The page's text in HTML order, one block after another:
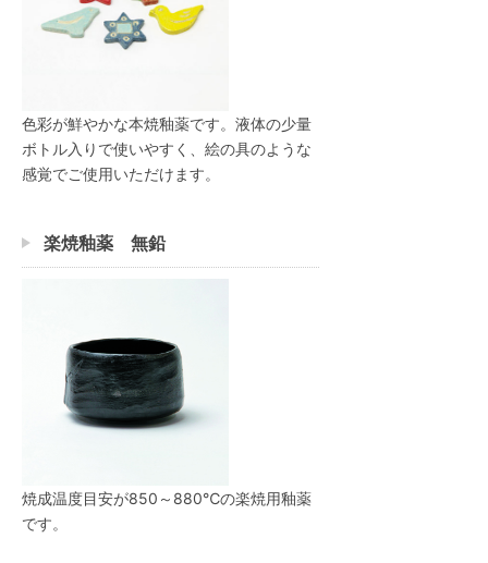
色彩が鮮やかな本焼釉薬です。液体の少量
ボトル入りで使いやすく、絵の具のような
感覚でご使用いただけます。
楽焼釉薬 無鉛
焼成温度目安が850～880℃の楽焼用釉薬
です。